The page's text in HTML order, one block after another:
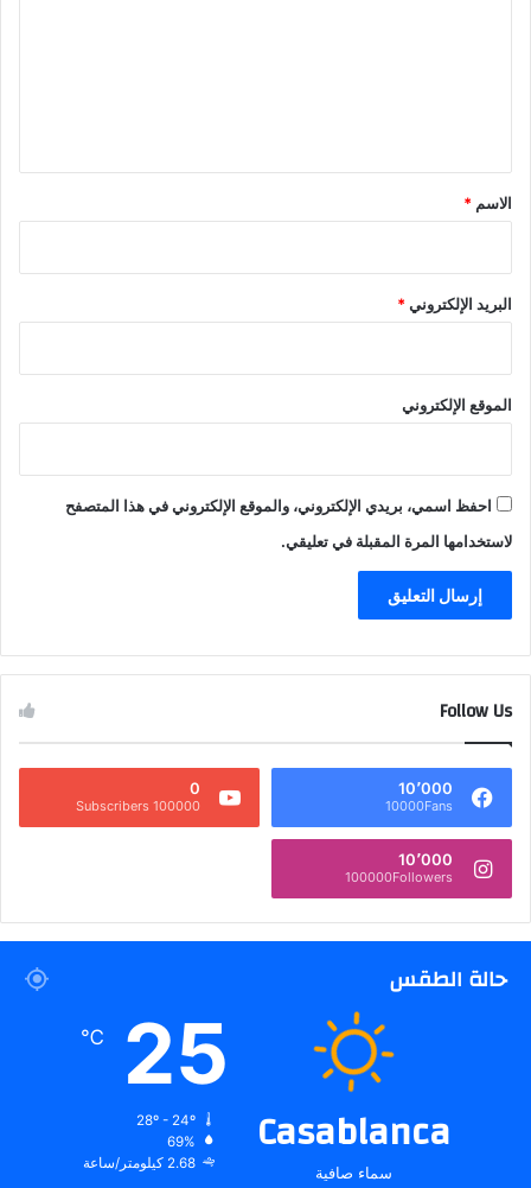
*
الاسم *
البريد الإلكتروني*
الموقع الإلكتروني
احفظ اسمي، بريدي الإلكتروني، والموقع الإلكتروني في هذا المتصفح
لاستخدامها المرة المقبلة في تعليقي.
Follow Us
10٬000
10000Fans
0
100000 Subscribers
10٬000
100000Followers
حالة الطقس
Casablanca
سماء صافية
25
℃
69%
2.68 كيلومتر/ساعة